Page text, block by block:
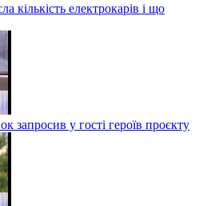
кількість електрокарів і що
запросив у гості героїв проєкту